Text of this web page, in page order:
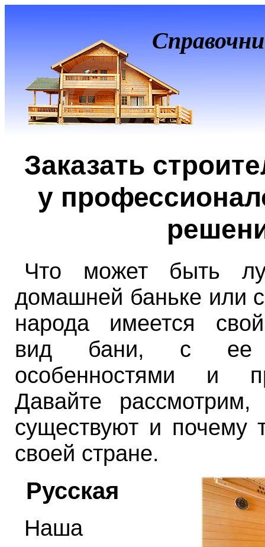
Заказать
у
Что может быть
домашней баньке или
народа имеется
вид бани, с ее
особенностями и
Давайте
существуют и почему
своей стране.
Русская
Наша